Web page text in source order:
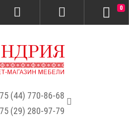
(44) 770-86-68
(29) 280-97-79
0